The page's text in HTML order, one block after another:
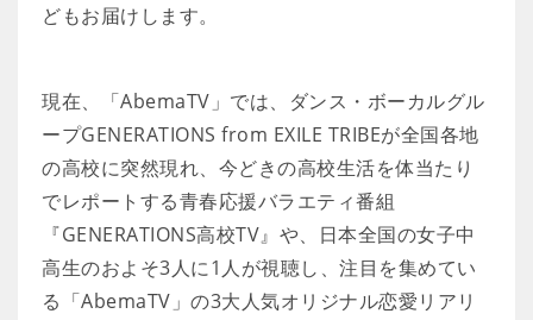
どもお届けします。
現在、「AbemaTV」では、ダンス・ボーカルグル
ープGENERATIONS from EXILE TRIBEが全国各地
の高校に突然現れ、今どきの高校生活を体当たり
でレポートする青春応援バラエティ番組
『GENERATIONS高校TV』や、日本全国の女子中
高生のおよそ3人に1人が視聴し、注目を集めてい
る「AbemaTV」の3大人気オリジナル恋愛リアリ